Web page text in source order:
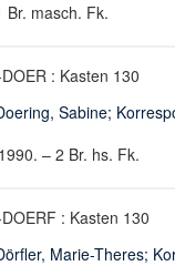
Br. masch. Fk.
: Kasten 130
Sabine;
– 2 Br. hs. Fk.
: Kasten 130
Marie-Theres;